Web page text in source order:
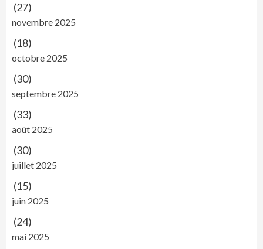
(27)
novembre 2025
(18)
octobre 2025
(30)
septembre 2025
(33)
août 2025
(30)
juillet 2025
(15)
juin 2025
(24)
mai 2025